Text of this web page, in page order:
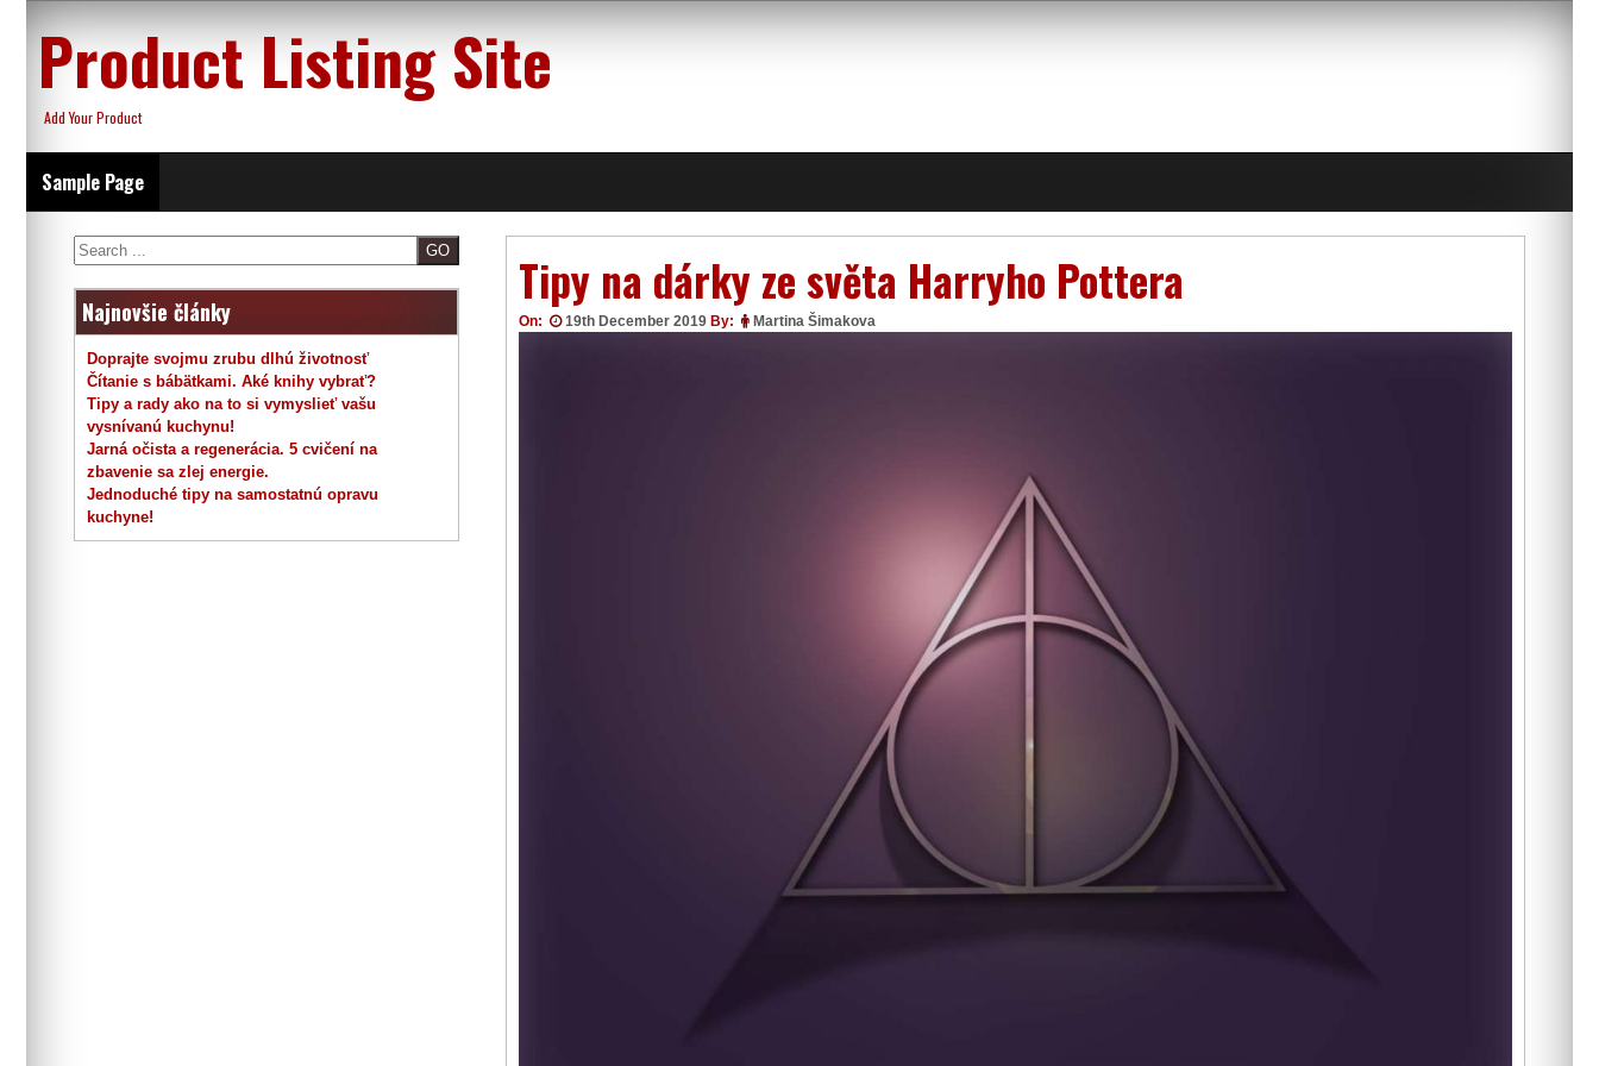
content
Product Listing Site
Add Your Product
Sample Page
Tipy na dárky ze světa Harryho Pottera
On: 19th December 2019 By: Martina Šimakova
Search
Najnovšie články
Doprajte svojmu zrubu dlhú životnosť
Čítanie s bábätkami. Aké knihy vybrať?
Tipy a rady ako na to si vymyslieť vašu
vysnívanú kuchynu!
Jarná očista a regenerácia. 5 cvičení na
zbavenie sa zlej energie.
Jednoduché tipy na samostatnú opravu
kuchyne!